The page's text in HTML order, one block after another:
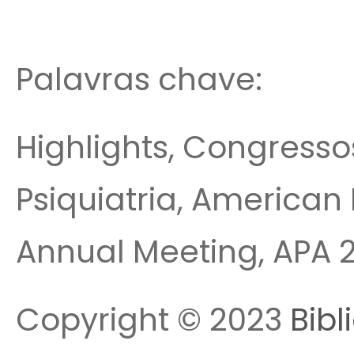
Palavras chave:
Highlights,
Psiquiatria,
Annual Meeting, APA
Copyright © 2023